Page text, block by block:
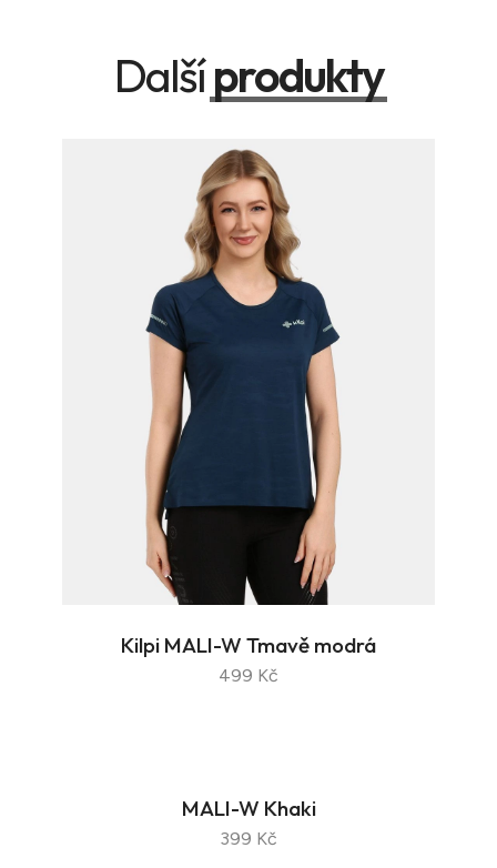
Dalšíprodukty
Kilpi MALI-W Tmavě modrá
499 Kč
MALI-W Khaki
399 Kč